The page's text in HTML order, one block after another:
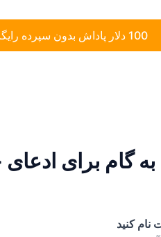
100 دلار پاداش بدون سپرده رایگان برای شما درخواست کنید
به گام برای
نام کنید